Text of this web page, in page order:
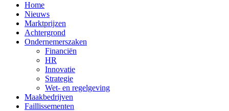
Home
Nieuws
Marktprijzen
Achtergrond
Ondernemerszaken
Financiën
HR
Innovatie
Strategie
Wet- en regelgeving
Maakbedrijven
Faillissementen